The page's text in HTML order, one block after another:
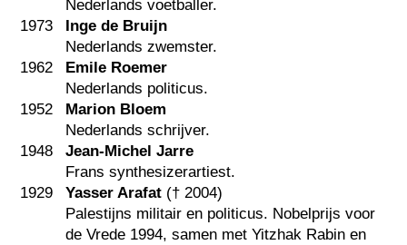
Nederlands voetballer.
1973
Inge de Bruijn
Nederlands zwemster.
1962
Emile Roemer
Nederlands politicus.
1952
Marion Bloem
Nederlands schrijver.
1948
Jean-Michel Jarre
Frans synthesizerartiest.
1929
Yasser Arafat (†2004)
Palestijns militair en politicus. Nobelprijs voor
de Vrede 1994, samen met Yitzhak Rabin en